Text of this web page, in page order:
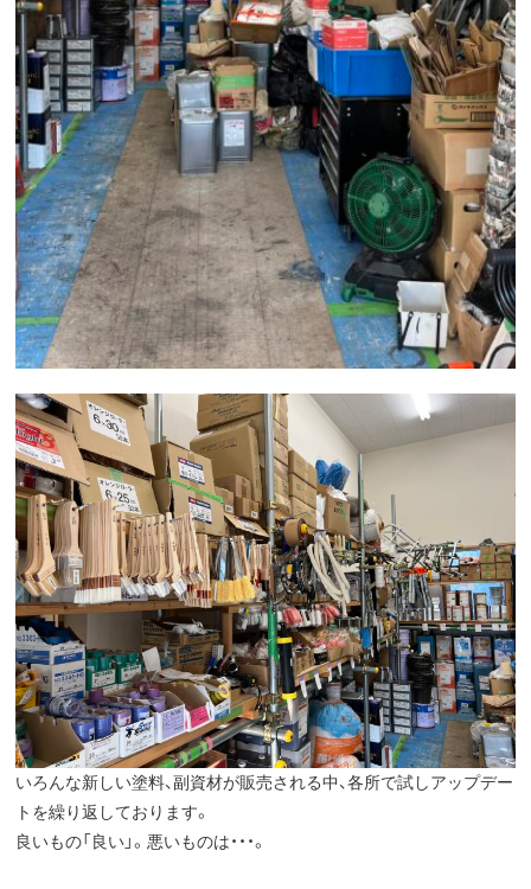
いろんな新しい塗料、副資材が販売される中、各所で試しアップデー
トを繰り返しております。
良いもの「良い」。悪いものは・・・。